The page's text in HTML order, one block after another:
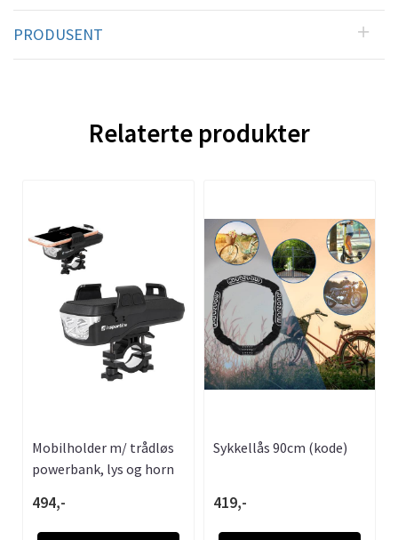
PRODUSENT
Relaterte produkter
Mobilholder m/ trådløs
powerbank, lys og horn
494,-
Sykkellås 90cm (kode)
419,-